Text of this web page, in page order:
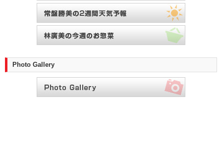
Photo Gallery